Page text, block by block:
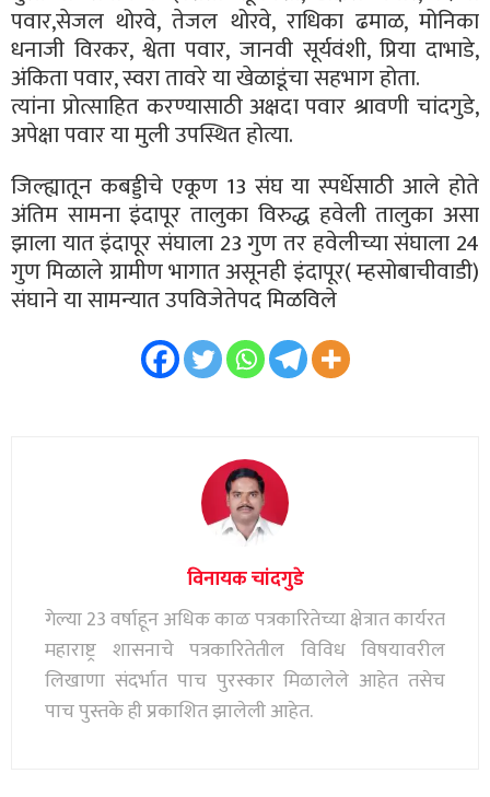
पवार,सेजल थोरवे, तेजल थोरवे, राधिका ढमाळ, मोनिका
धनाजी विरकर, श्वेता पवार, जानवी सूर्यवंशी, प्रिया दाभाडे,
अंकिता पवार, स्वरा तावरे या खेळाडूंचा सहभाग होता.
त्यांना प्रोत्साहित करण्यासाठी अक्षदा पवार श्रावणी चांदगुडे,
अपेक्षा पवार या मुली उपस्थित होत्या.
जिल्ह्यातून कबड्डीचे एकूण 13 संघ या स्पर्धेसाठी आले होते
अंतिम सामना इंदापूर तालुका विरुद्ध हवेली तालुका असा
झाला यात इंदापूर संघाला 23 गुण तर हवेलीच्या संघाला 24
गुण मिळाले ग्रामीण भागात असूनही इंदापूर( म्हसोबाचीवाडी)
संघाने या सामन्यात उपविजेतेपद मिळविले
विनायक चांदगुडे
गेल्या 23 वर्षाहून अधिक काळ पत्रकारितेच्या क्षेत्रात कार्यरत
महाराष्ट्र शासनाचे पत्रकारितेतील विविध विषयावरील
लिखाणा संदर्भात पाच पुरस्कार मिळालेले आहेत तसेच
पाच पुस्तके ही प्रकाशित झालेली आहेत.